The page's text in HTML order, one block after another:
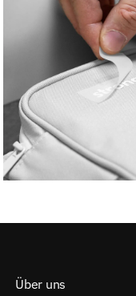
Über uns